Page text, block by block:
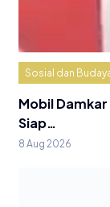
Sosial dan
Mobil
Siap…
8 Aug 2026